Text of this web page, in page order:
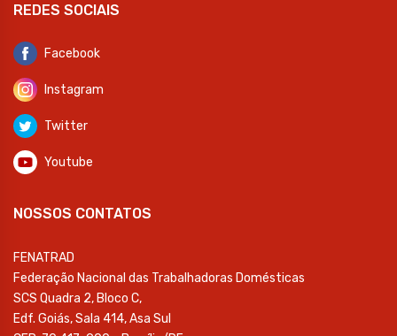
REDES SOCIAIS
Facebook
Instagram
Twitter
Youtube
NOSSOS CONTATOS
FENATRAD
Federação Nacional das Trabalhadoras Domésticas
SCS Quadra 2, Bloco C,
Edf. Goiás, Sala 414, Asa Sul